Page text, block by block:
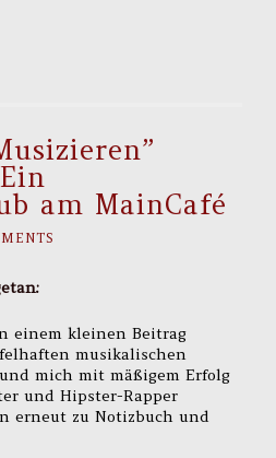
am MainCafé
einem kleinen Beitrag
musikalischen
mich mit mäßigem Erfolg
und Hipster-Rapper
erneut zu Notizbuch und